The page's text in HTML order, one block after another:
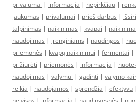
privalumai | informacija | nepirkčiau |
jaukumas | privalumai | prieš darbus |
talpinimas | naikinimas | kvapai |
naudojimas | įrenginiams | naudingos |
priemonės | kvapų naikinimui | fermentai |
prižiūrėti | priemonės | informacija |
naudojimas | valymui | gadinti | valymo
reikia | naudojamos | sprendžia | efektyvu